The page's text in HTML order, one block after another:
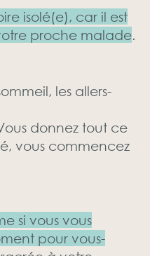
isolé(e), car il est
proche malade.
les allers-
donnez tout ce
vous commencez
si vous vous
pour vous-